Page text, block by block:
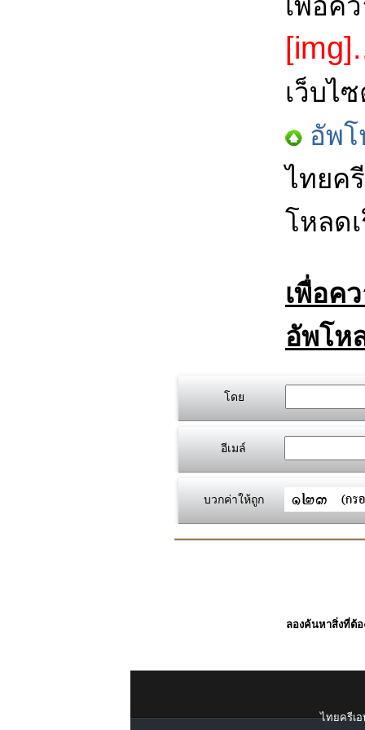
เพื่อค
เว็บไ
อัพ
ไทยค
โหลด
เพื่อค
อัพโห
โดย
อีเมล์
บวกค่าให้ถูก
ลองค้นหาสิ่งที่ต้อ
ไทยครีเอ